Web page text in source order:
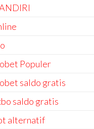
Populer
saldo gratis
saldo gratis
alternatif